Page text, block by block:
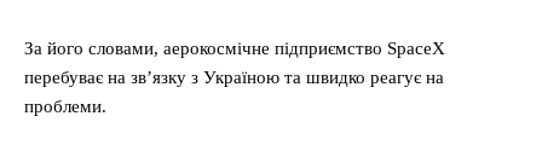
За його словами, аерокосмічне підприємство SpaceX
перебуває на зв’язку з Україною та швидко реагує на
проблеми.